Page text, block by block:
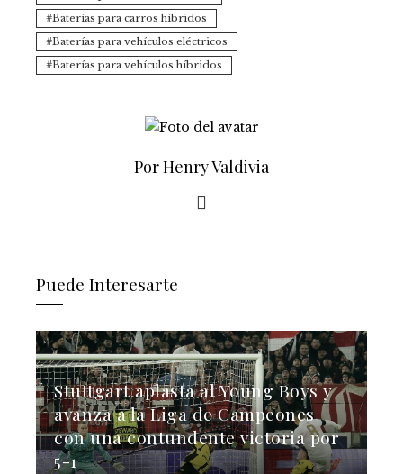
Baterías para carros híbridos
Baterías para vehículos eléctricos
Baterías para vehículos híbridos
Por Henry Valdivia
Puede Interesarte
Stuttgart aplasta al Young Boys y
avanza a la Liga de Campeones
con una contundente victoria por
5-1